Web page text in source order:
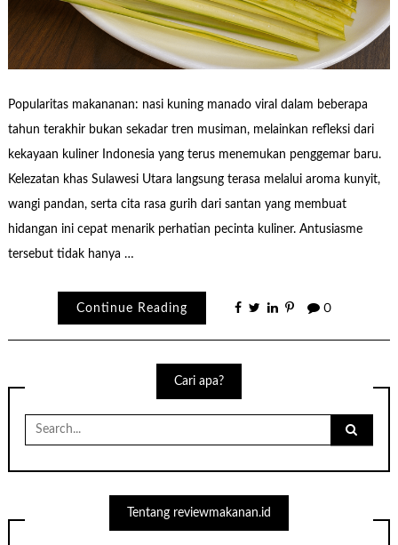
Popularitas makananan: nasi kuning manado viral dalam beberapa
tahun terakhir bukan sekadar tren musiman, melainkan refleksi dari
kekayaan kuliner Indonesia yang terus menemukan penggemar baru.
Kelezatan khas Sulawesi Utara langsung terasa melalui aroma kunyit,
wangi pandan, serta cita rasa gurih dari santan yang membuat
hidangan ini cepat menarik perhatian pecinta kuliner. Antusiasme
tersebut tidak hanya …
Continue Reading 0
Cari apa?
Search
for:
Tentang reviewmakanan.id